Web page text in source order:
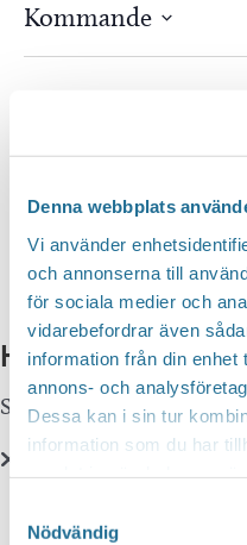
Denna webbplats
Vi använder
och annonserna till
för sociala medier och
vidarebefordrar även
information från din
annons- och
Dessa kan i sin tur
information som du har
Nödvändig
Kommande
Välj
Hittar du inte vad
Sök här...